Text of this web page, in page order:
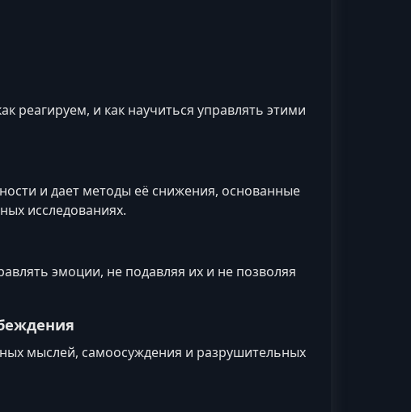
реагируем, и как научиться управлять этими
и дает методы её снижения, основанные
исследованиях.
эмоции, не подавляя их и не позволяя
мыслей, самоосуждения и разрушительных